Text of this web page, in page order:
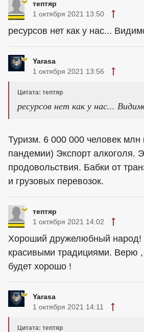
тептяр
1 октября 2021 13:50
ресурсов нет как у нас...
Yarasa
1 октября 2021 13:56
Цитата: тептяр
ресурсов нет как у нас...
Туризм. 6 000 000 человек млн
пандемии) Экспорт алкоголя.
продовольствия. Бабки от
и грузовых перевозок.
тептяр
1 октября 2021 14:02
Хороший дружелюбный народ!
красивыми традициями. Верю ,
будет хорошо !
Yarasa
1 октября 2021 14:11
Цитата: тептяр